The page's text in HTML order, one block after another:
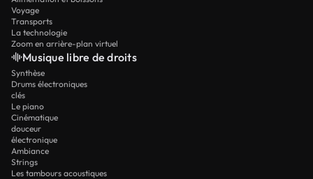
Voyage
Transports
La technologie
Zoom en arrière-plan virtuel
Musique libre de droits
Synthèse
Drums électroniques
clés
Le piano
Cinématique
douceur
électronique
Ambiance
Strings
Les tambours acoustiques